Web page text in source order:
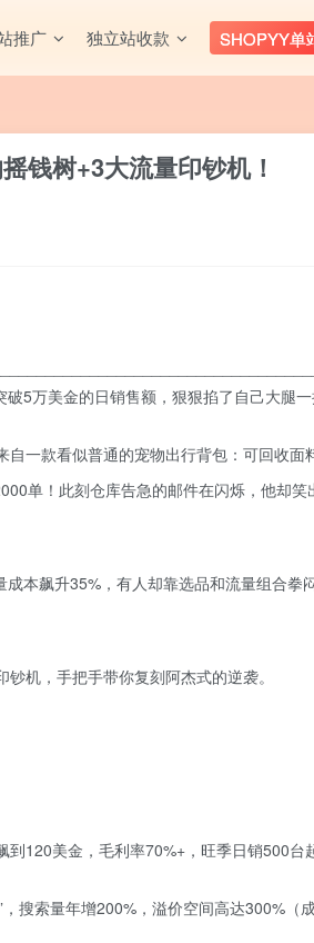
推广 独立站收款 SHOPYY单
钱树+3大流量印钞机！
5万美金的日销售额，狠狠掐了自己大腿一
一款看似普通的宠物出行背包：可回收面
单！此刻仓库告急的邮件在闪烁，他却笑
本飙升35%，有人却靠选品和流量组合拳
机，手把手带你复刻阿杰式的逆袭。
120美金，毛利率70%+，旺季日销500台
搜索量年增200%，溢价空间高达300%（